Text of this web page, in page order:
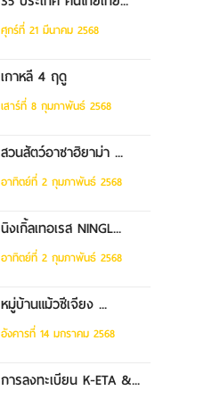
ศุกร์ที่ 21 มีนาคม 2568
เกาหลี 4 ฤดู
เสาร์ที่ 8 กุมภาพันธ์ 2568
สวนสัตว์อาซาฮิยาม่า ...
อาทิตย์ที่ 2 กุมภาพันธ์ 2568
นิงเกิ้ลเทอเรส NINGL...
อาทิตย์ที่ 2 กุมภาพันธ์ 2568
หมู่บ้านแม้วซีเจียง ...
อังคารที่ 14 มกราคม 2568
การลงทะเบียน K-ETA &...